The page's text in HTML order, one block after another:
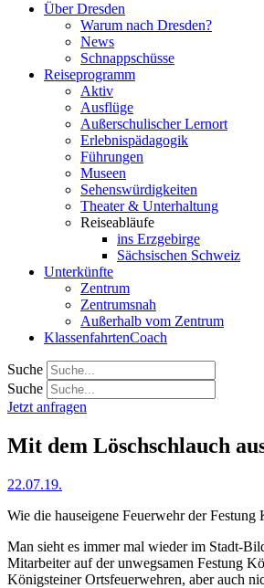
Über Dresden
Warum nach Dresden?
News
Schnappschüsse
Reiseprogramm
Aktiv
Ausflüge
Außerschulischer Lernort
Erlebnispädagogik
Führungen
Museen
Sehenswürdigkeiten
Theater & Unterhaltung
Reiseabläufe
ins Erzgebirge
Sächsischen Schweiz
Unterkünfte
Zentrum
Zentrumsnah
Außerhalb vom Zentrum
KlassenfahrtenCoach
Suche
Suche
Jetzt anfragen
Mit dem Löschschlauch
22.07.19.
Wie die hauseigene Feuerwehr der
Man sieht es immer mal wieder im Stadt-
Mitarbeiter auf der unwegsamen Festung
Königsteiner Ortsfeuerwehren, aber auch